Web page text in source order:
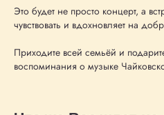
Это будет не просто концерт, а
чувствовать и вдохновляет на
Приходите всей семьёй и
воспоминания о музыке
Этот и